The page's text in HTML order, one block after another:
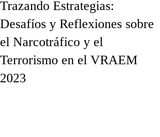
Trazando Estrategias:
Desafíos y Reflexiones sobre
el Narcotráfico y el
Terrorismo en el VRAEM
2023